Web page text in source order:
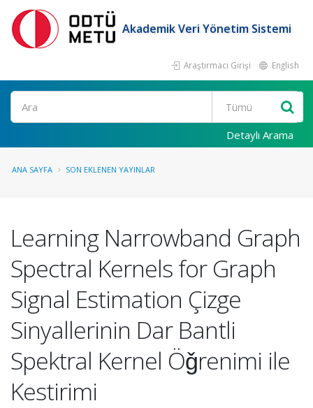
Akademik Veri Yönetim Sistemi
Araştırmacı Girişi English
Ara
Detaylı Arama
ANA SAYFA SON EKLENEN YAYINLAR
Learning Narrowband Graph
Spectral Kernels for Graph
Signal Estimation Çizge
Sinyallerinin Dar Bantli
Spektral Kernel Öǧrenimi ile
Kestirimi